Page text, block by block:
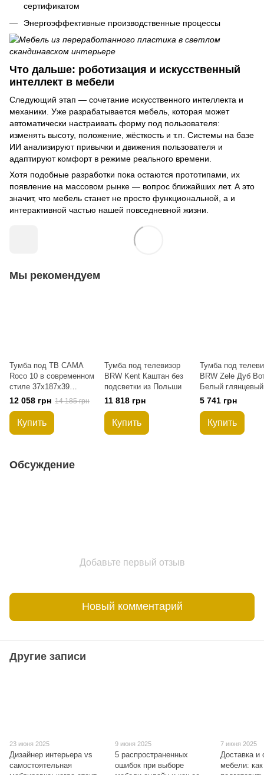
сертификатом
Энергоэффективные производственные процессы
Что дальше: роботизация и искусственный
интеллект в мебели
Следующий этап — сочетание искусственного интеллекта и
механики. Уже разрабатывается мебель, которая может
автоматически настраивать форму под пользователя:
изменять высоту, положение, жёсткость и т.п. Системы на базе
ИИ анализируют привычки и движения пользователя и
адаптируют комфорт в режиме реального времени.
Хотя подобные разработки пока остаются прототипами, их
появление на массовом рынке — вопрос ближайших лет. А это
значит, что мебель станет не просто функциональной, а и
интерактивной частью нашей повседневной жизни.
Мы рекомендуем
Тумба под ТВ CAMA
Roco 10 в современном
стиле 37x187x39
Белый мат/Белый мат
12 058 грн 14 185 грн
Купить
Тумба под телевизор
BRW Kent Каштан без
подсветки из Польши
11 818 грн
Купить
Тумба под
BRW Zele Дуб
Белый
мя ящиками из
5 741 грн
Купить
Обсуждение
Добавьте первый отзыв
Новый комментарий
Другие записи
23 июня 2025
Дизайнер интерьера vs
самостоятельная
9 июня 2025
5 распространенных
ошибок при выборе
7 июня 2025
Доставка и
мебели: как